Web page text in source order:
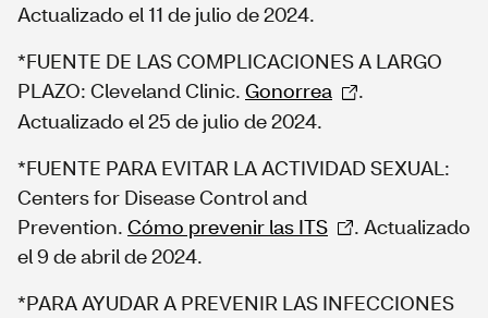
Actualizado el 11 de julio de 2024.
*FUENTE DE LAS COMPLICACIONES A LARGO
PLAZO: Cleveland Clinic. Gonorrea
.
Actualizado el 25 de julio de 2024.
*FUENTE PARA EVITAR LA ACTIVIDAD SEXUAL:
Centers for Disease Control and
Prevention. Cómo prevenir las ITS
. Actualizado
el 9 de abril de 2024.
*PARA AYUDAR A PREVENIR LAS INFECCIONES